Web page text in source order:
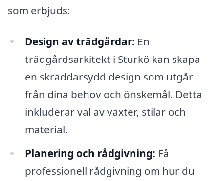
som erbjuds:
Design av trädgårdar: En
trädgårdsarkitekt i Sturkö kan skapa
en skräddarsydd design som utgår
från dina behov och önskemål. Detta
inkluderar val av växter, stilar och
material.
Planering och rådgivning: Få
professionell rådgivning om hur du